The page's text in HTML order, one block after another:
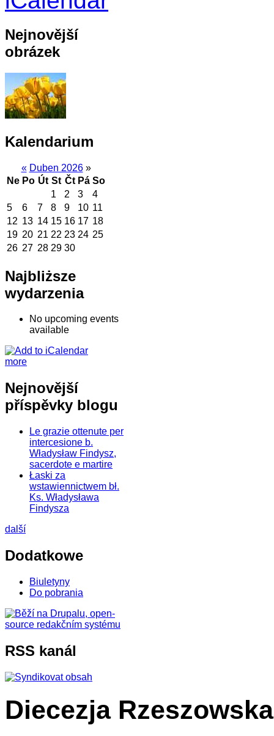
Nejnovější
obrázek
Kalendarium
« Duben 2026 »
Ne Po Út St Čt Pá So
1
2 3
4
5
6 7 8 9 10 11
12 13 14 15 16 17 18
19 20 21 22 23 24 25
26 27 28 29 30
Najbliższe
wydarzenia
No upcoming events
available
more
Nejnovější
příspěvky blogu
Le grazie ottenute per
intercesione b.
Władysław Findysz,
sacerdote e martire
Łaski za
wstawiennictwem bł.
Ks. Władysława
Findysza
další
Dodatkowe
Biuletyny
Do pobrania
RSS kanál
Diecezja Rzeszowska